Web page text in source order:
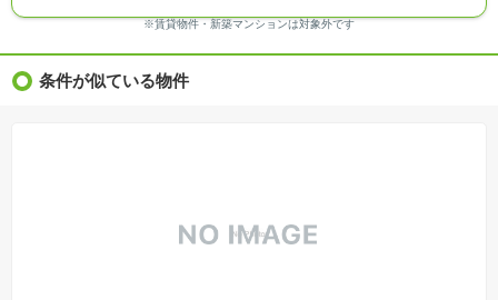
※ＣＧ合成の画像の場合、実際とは多少異なる場合があります。
※物件特徴：販売戸数が複数の物件は、全ての住戸に該当しない項目もあります。
※価格更新：物件価格が変更された日から１週間表示されます。
ことを条件として売買される土地のことをいいます。建築請負契約成立に向けて設計プランを
※賃貸物件・新築マンションは対象外です
条件が似ている物件